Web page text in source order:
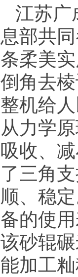
江苏广
息部共
条柔美
倒角去
整机给
从力学
吸收、
了三角
顺、稳
备的使
该砂辊
能加工